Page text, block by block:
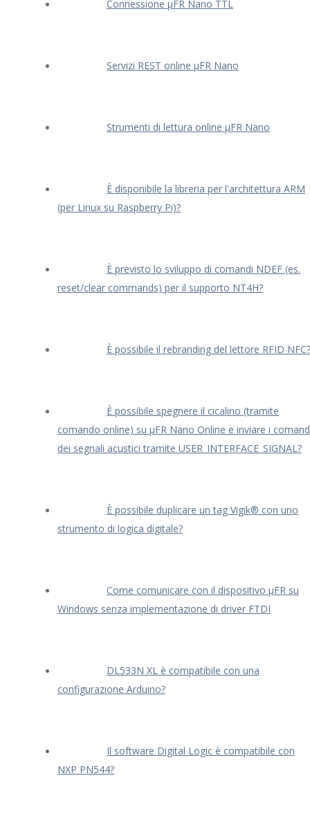
Connessione μFR Nano TTL
Servizi REST online μFR Nano
Strumenti di lettura online μFR Nano
È disponibile la libreria per l'architettura ARM
(per Linux su Raspberry Pi)?
È previsto lo sviluppo di comandi NDEF (es.
reset/clear commands) per il supporto NT4H?
È possibile il rebranding del lettore RFID NFC?
È possibile spegnere il cicalino (tramite
comando online) su μFR Nano Online e inviare i
dei segnali acustici tramite USER_INTERFACE_SIGNAL?
È possibile duplicare un tag Vigik® con uno
strumento di logica digitale?
Come comunicare con il dispositivo μFR su
Windows senza implementazione di driver FTDI
DL533N XL è compatibile con una
configurazione Arduino?
Il software Digital Logic è compatibile con
NXP PN544?